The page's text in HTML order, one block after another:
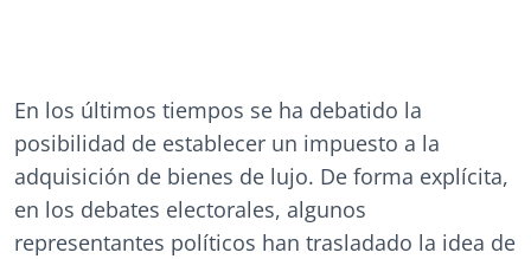
En los últimos tiempos se ha debatido la
posibilidad de establecer un impuesto a la
adquisición de bienes de lujo. De forma explícita,
en los debates electorales, algunos
representantes políticos han trasladado la idea de